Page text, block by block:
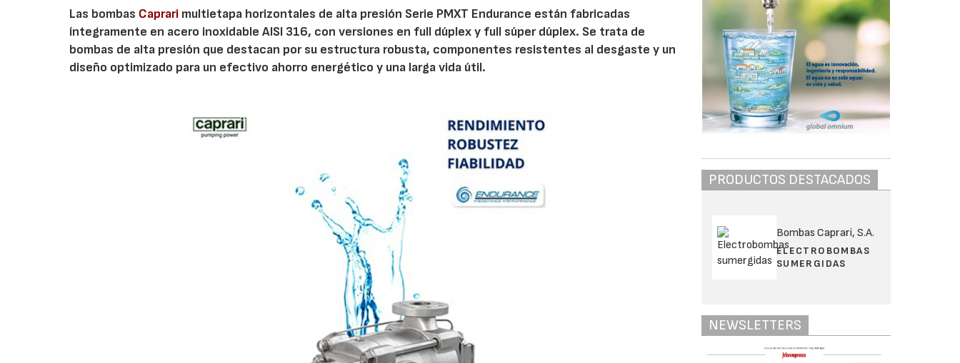
Las bombas Caprari multietapa horizontales de alta presión Serie PMXT Endurance están fabricadas
íntegramente en acero inoxidable AISI 316, con versiones en full dúplex y full súper dúplex. Se trata de
bombas de alta presión que destacan por su estructura robusta, componentes resistentes al desgaste y un
diseño optimizado para un efectivo ahorro energético y una larga vida útil.
PRODUCTOS DESTACADOS
Bombas Caprari, S.A.
ELECTROBOMBAS
SUMERGIDAS
NEWSLETTERS